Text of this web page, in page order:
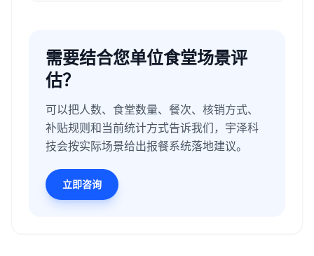
需要结合您单位食堂场景评
估？
可以把人数、食堂数量、餐次、核销方式、
补贴规则和当前统计方式告诉我们，宇泽科
技会按实际场景给出报餐系统落地建议。
立即咨询